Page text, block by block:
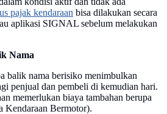
pajak kendaraan bisa dilakukan secara
aplikasi SIGNAL sebelum melakukan
Nama
balik nama berisiko menimbulkan
penjual dan pembeli di kemudian hari.
memerlukan biaya tambahan berupa
Bermotor).